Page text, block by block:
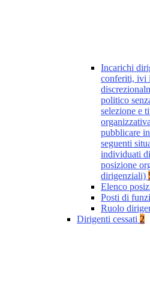
Incarichi
conferiti, ivi
politico
selezione e
pubblicare
seguenti
individuati
posizione
dirigenziali)
Elenco
Posti di
Ruolo
Dirigenti cessati 2